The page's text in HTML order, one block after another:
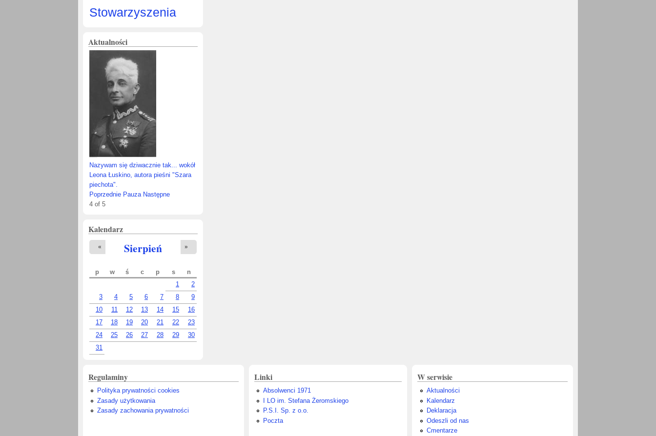
Stowarzyszenia
Aktualności
Nazywam się dziwacznie tak... wokół
Leona Łuskino, autora pieśni "Szara
piechota".
Poprzednie Pauza Następne
4 of 5
Kalendarz
Sierpień
« »
p w ś c p s
n
1
2
3
4 5 6 7 8
9
10
11 12 13 14 15
16
17
18 19 20 21 22
23
24
25 26 27 28 29
30
31
Regulaminy
Polityka prywatności cookies
Zasady użytkowania
Zasady zachowania prywatności
Linki
Absolwenci 1971
I LO im. Stefana Żeromskiego
P.S.I. Sp. z o.o.
Poczta
W serwisie
Aktualności
Kalendarz
Deklaracja
Odeszli od nas
Cmentarze